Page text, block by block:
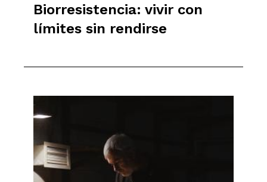
Biorresistencia: vivir con
límites sin rendirse